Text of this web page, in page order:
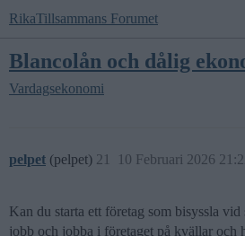
RikaTillsammans Forumet
Blancolån och dålig
Vardagsekonomi
pelpet (pelpet) 10 Februari 2026
21
Kan du starta ett företag som bisyssla
jobb och jobba i företaget på kvällar och